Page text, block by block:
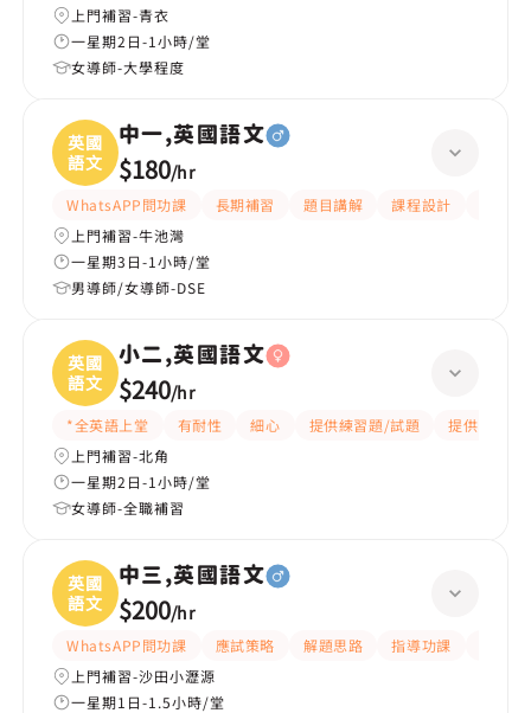
上門補習-青衣
一星期2日-1小時/堂
女導師-大學程度
英國
語文
中一,英國語文
$180/hr
WhatsAPP問功課 長期補習 題目講解 課程設計
上門補習-牛池灣
一星期3日-1小時/堂
男導師/女導師-DSE
英國
語文
小二,英國語文
$240/hr
*全英語上堂 有耐性 細心 提供練習題/試題
提供筆記
上門補習-北角
一星期2日-1小時/堂
女導師-全職補習
英國
語文
中三,英國語文
$200/hr
WhatsAPP問功課 應試策略 解題思路 指導功課
上門補習-沙田小瀝源
一星期1日-1.5小時/堂